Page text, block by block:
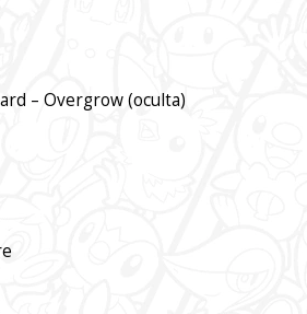
– Overgrow (oculta)